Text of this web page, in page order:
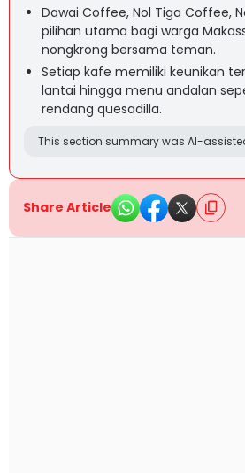
Dawai Coffee, Nol Tiga Coffee,
pilihan utama bagi warga
nongkrong bersama teman.
Setiap kafe memiliki keunikan
lantai hingga menu andalan
rendang quesadilla.
This section summary was AI-
Share Article